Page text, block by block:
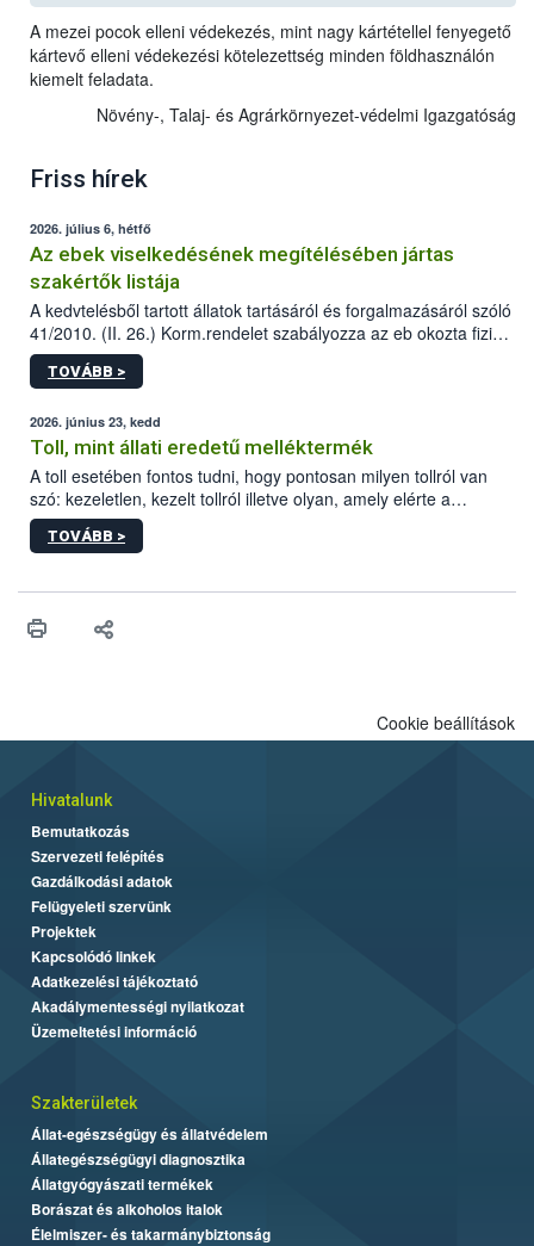
A mezei pocok elleni védekezés, mint nagy kártétellel fenyegető
kártevő elleni védekezési kötelezettség minden földhasználón
kiemelt feladata.
Növény-, Talaj- és Agrárkörnyezet-védelmi Igazgatóság
Friss hírek
2026. július 6, hétfő
Az ebek viselkedésének megítélésében jártas
szakértők listája
A kedvtelésből tartott állatok tartásáról és forgalmazásáról szóló
41/2010. (II. 26.) Korm.rendelet szabályozza az eb okozta fizikai
sérülés, illetve ennek veszélye keletkezésekor felmerülő
hatósági feladatokat, valamint a veszélyes eb tartását és annak
vonni az ebek viselkedésének megítélésében jártas szakértőt.
TOVÁBB >
2026. június 23, kedd
Toll, mint állati eredetű melléktermék
A toll esetében fontos tudni, hogy pontosan milyen tollról van
szó: kezeletlen, kezelt tollról illetve olyan, amely elérte a
„végpontját”.
TOVÁBB >
Cookie beállítások
Hivatalunk
Bemutatkozás
Szervezeti felépítés
Gazdálkodási adatok
Felügyeleti szervünk
Projektek
Kapcsolódó linkek
Adatkezelési tájékoztató
Akadálymentességi nyilatkozat
Üzemeltetési információ
Szakterületek
Állat-egészségügy és állatvédelem
Állategészségügyi diagnosztika
Állatgyógyászati termékek
Borászat és alkoholos italok
Élelmiszer- és takarmánybiztonság